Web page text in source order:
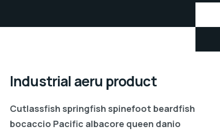
Industrial aeru product
Cutlassfish springfish spinefoot beardfish
bocaccio Pacific albacore queen danio